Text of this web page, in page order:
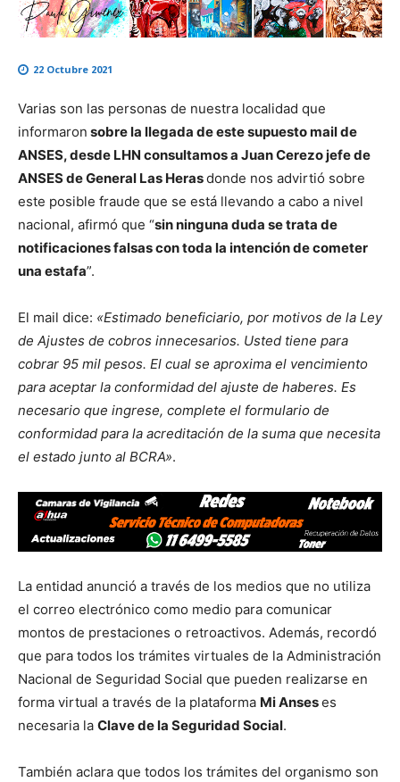
22 Octubre 2021
Varias son las personas de nuestra localidad que
informaron sobre la llegada de este supuesto mail de
ANSES, desde LHN consultamos a Juan Cerezo jefe de
ANSES de General Las Herasdonde nos advirtió sobre
este posible fraude que se está llevando a cabo a nivel
nacional, afirmó que “sin ninguna duda se trata de
notificaciones falsas con toda la intención de cometer
una estafa”.
El mail dice: «Estimado beneficiario, por motivos de la Ley
de Ajustes de cobros innecesarios. Usted tiene para
cobrar 95 mil pesos. El cual se aproxima el vencimiento
para aceptar la conformidad del ajuste de haberes. Es
necesario que ingrese, complete el formulario de
conformidad para la acreditación de la suma que necesita
el estado junto al BCRA».
La entidad anunció a través de los medios que no utiliza
el correo electrónico como medio para comunicar
montos de prestaciones o retroactivos. Además, recordó
que para todos los trámites virtuales de la Administración
Nacional de Seguridad Social que pueden realizarse en
forma virtual a través de la plataforma Mi Anseses
necesaria la Clave de la Seguridad Social.
También aclara que todos los trámites del organismo son